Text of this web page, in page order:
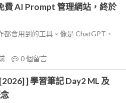
費 AI Prompt 管理網站，終於
會用到的工具。像是 ChatGPT、
0個留言
] 學習筆記 Day2 ML 及